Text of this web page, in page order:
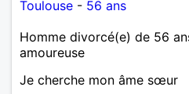
Toulouse - 56 ans
Homme divorcé(e) de 56
amoureuse
Je cherche mon âme sœur